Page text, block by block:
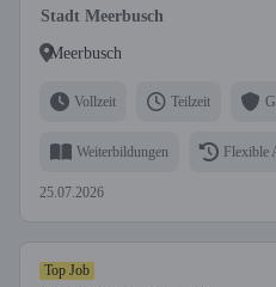
Stadt Meerbusch
Meerbusch
Vollzeit Teilzeit
Weiterbildungen Flexible
25.07.2026
Top Job